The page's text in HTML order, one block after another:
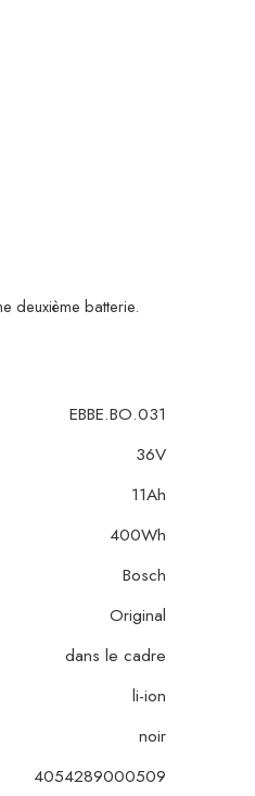
deuxième batterie.
EBBE.BO.031
36V
11Ah
400Wh
Bosch
Original
dans le cadre
li-ion
noir
4054289000509